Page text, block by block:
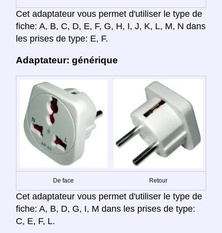
Cet adaptateur vous permet d'utiliser le type de
fiche: A, B, C, D, E, F, G, H, I, J, K, L, M, N dans
les prises de type: E, F.
Adaptateur: générique
De face Retour
Cet adaptateur vous permet d'utiliser le type de
fiche: A, B, D, G, I, M dans les prises de type:
C, E, F, L.